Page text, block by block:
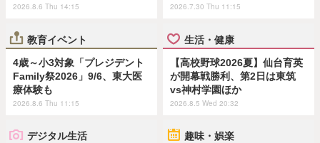
2026.8.6 Thu 14:15 2026.7.30 Thu 11:15
教育イベント
4歳～小3対象「プレジデント
Family祭2026」9/6、東大医
療体験も
2026.8.6 Thu 11:15
生活・健康
【高校野球2026夏】仙台育英
が開幕戦勝利、第2日は東筑
vs神村学園ほか
2026.8.5 Wed 20:32
デジタル生活 趣味・娯楽